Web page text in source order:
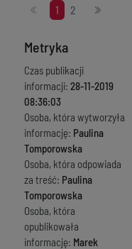
Stronicowanie
1 2
Metryka
Czas publikacji
informacji: 28-11-2019
08:36:03
Osoba, która wytworzyła
informację: Paulina
Tomporowska
Osoba, która odpowiada
za treść: Paulina
Tomporowska
Osoba, która
opublikowała
informację: Marek